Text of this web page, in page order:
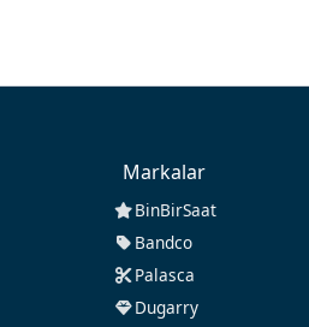
Markalar
BinBirSaat
Bandco
Palasca
Dugarry